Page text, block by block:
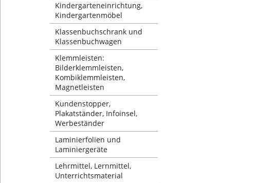
Kindergarteneinrichtung,
Kindergartenmöbel
Klassenbuchschrank und
Klassenbuchwagen
Klemmleisten:
Bilderklemmleisten,
Kombiklemmleisten,
Magnetleisten
Kundenstopper,
Plakatständer, Infoinsel,
Werbeständer
Laminierfolien und
Laminiergeräte
Lehrmittel, Lernmittel,
Unterrichtsmaterial